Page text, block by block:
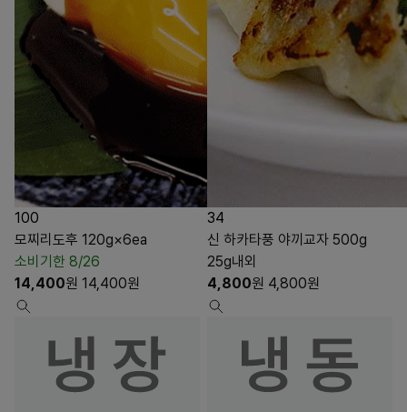
100
모찌리도후 120g×6ea
소비기한 8/26
14,400원 14,400원
34
신 하카타풍 야끼교자 500g
25g내외
4,800원 4,800원